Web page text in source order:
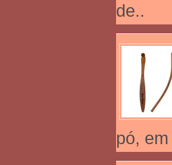
de..
pó,